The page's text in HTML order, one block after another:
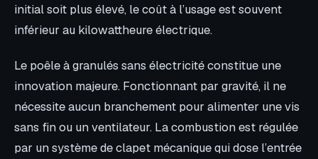
initial soit plus élevé, le coût à l’usage est souvent
inférieur au kilowattheure électrique.
Le poêle à granulés sans électricité constitue une
innovation majeure. Fonctionnant par gravité, il ne
nécessite aucun branchement pour alimenter une vis
sans fin ou un ventilateur. La combustion est régulée
par un système de clapet mécanique qui dose l’entrée